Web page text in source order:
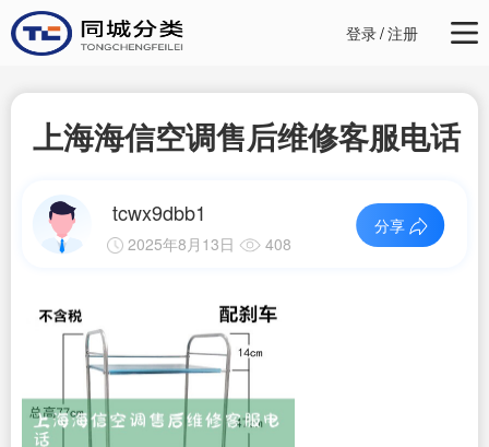
登录/注册
上海海信空调售后维修客服电话
tcwx9dbb1
2025年8月13日 408
分享